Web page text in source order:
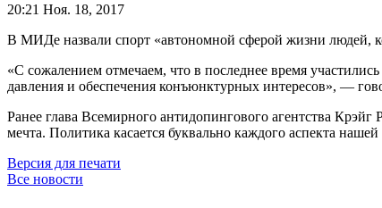
20:21 Ноя. 18, 2017
В МИДе назвали спорт «автономной сферой жизни людей,
«С сожалением отмечаем, что в последнее время
давления и обеспечения конъюнктурных интересов», —
Ранее глава Всемирного антидопингового агентства
мечта. Политика касается буквально каждого аспекта
Версия для печати
Все новости